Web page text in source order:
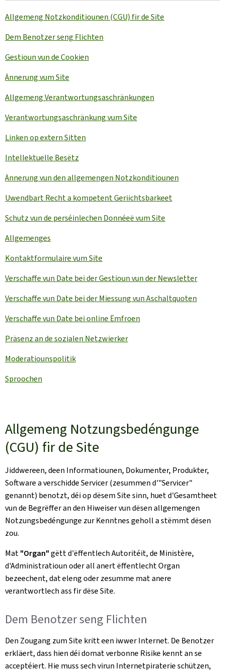
Allgemeng Notzkonditiounen (CGU) fir de Site
Dem Benotzer seng Flichten
Gestioun vun de Cookien
Ännerung vum Site
Allgemeng Verantwortungsaschränkungen
Verantwortungsaschränkung vum Site
Linken op extern Sitten
Intellektuelle Besëtz
Ännerung vun den allgemengen Notzkonditiounen
Uwendbart Recht a kompetent Geriichtsbarkeet
Schutz vun de perséinlechen Donnéeë vum Site
Allgemenges
Kontaktformulaire vum Site
Verschaffe vun Date bei der Gestioun vun derNewsletter
Verschaffe vun Date bei der Miessung vun Aschaltquoten
Verschaffe vun Date bei online Ëmfroen
Präsenz an de sozialen Netzwierker
Moderatiounspolitik
Sproochen
Allgemeng Notzungsbedéngunge
(CGU) fir de Site
Jiddwereen, deen Informatiounen, Dokumenter, Produkter,
Software a verschidde Servicer (zesummen d'"Servicer"
genannt) benotzt, déi op dësem Site sinn, huet d'Gesamtheet
vun de Begrëffer an den Hiweiser vun dësen allgemengen
Notzungsbedéngunge zur Kenntnes geholl a stëmmt dësen
zou.
Mat"Organ"gëtt d'ëffentlech Autoritéit, de Ministère,
d'Administratioun oder all anert ëffentlecht Organ
bezeechent, dat eleng oder zesumme mat anere
verantwortlech ass fir dëse Site.
Dem Benotzer seng Flichten
Den Zougang zum Site kritt een iwwer Internet. De Benotzer
erkläert, dass hien déi domat verbonne Risike kennt an se
acceptéiert. Hie muss sech virun Internetpiraterie schützen,